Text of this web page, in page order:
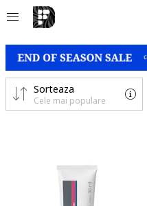
Sorteaza
Cele mai populare